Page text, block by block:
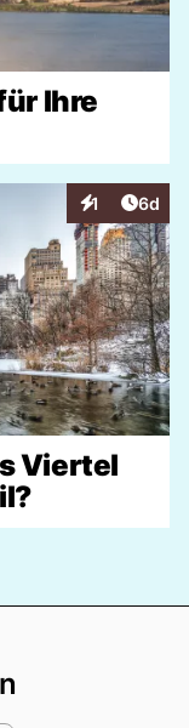
Ihre
1
Interaktionen
6d
Viertel